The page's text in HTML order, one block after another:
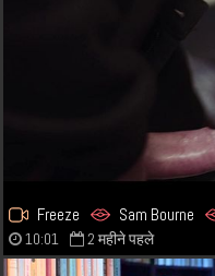
Freeze Sam Bourne
10:01 2 महीने पहले